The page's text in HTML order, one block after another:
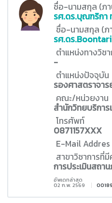
ชื่อ-นามสกุล (ภา
รศ.ดร.บุณฑริกา
ชื่อ-นามสกุล (ภ
รศ.ดร
ตำแหน่งทางวิช
-
ตำแหน่งปัจจุบัน
รองศาสตราจาร
คณะ/หน่วยงาน
สำนักวิทยบริการ
โทรศัพท์
0871157XXX
E-Mail Addres
สาขาวิชาการที่
การประเมินสถ
อัพเดทล่าสุด
02 ก.พ. 2569 00189